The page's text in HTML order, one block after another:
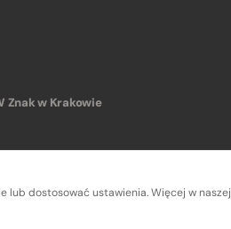
Znak w Krakowie
lub dostosować ustawienia. Więcej w naszej